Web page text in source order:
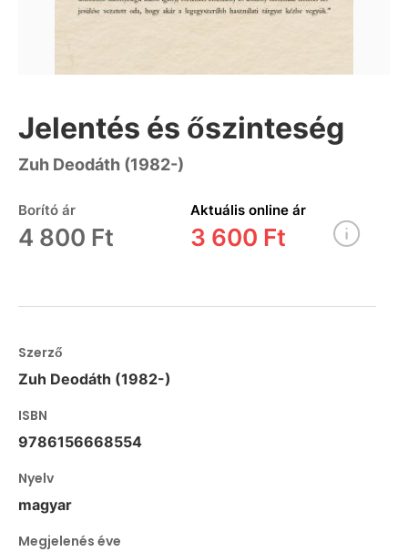
Jelentés és őszinteség
Zuh Deodáth (1982-)
Borító ár
4 800 Ft
Aktuális online ár
3 600 Ft
Szerző
Zuh Deodáth (1982-)
ISBN
9786156668554
Nyelv
magyar
Megjelenés éve